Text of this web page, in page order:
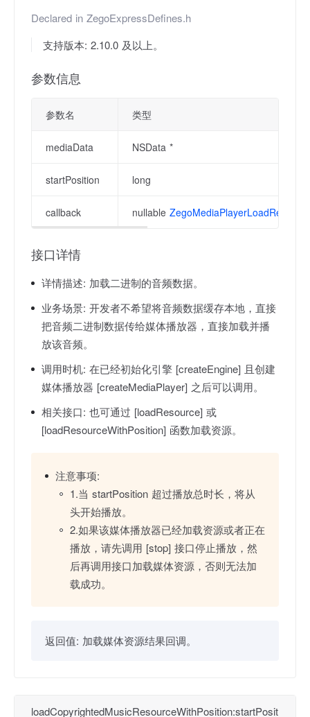
Declared in ZegoExpressDefines.h
支持版本: 2.10.0 及以上。
参数信息
参数名 类型
mediaData NSData *
startPosition long
callback nullable
接口详情
详情描述: 加载二进制的音频数据。
业务场景: 开发者不希望将音频数据缓存本地，直接
把音频二进制数据传给媒体播放器，直接加载并播
放该音频。
调用时机: 在已经初始化引擎 [createEngine] 且创建
媒体播放器 [createMediaPlayer] 之后可以调用。
相关接口: 也可通过 [loadResource] 或
[loadResourceWithPosition] 函数加载资源。
注意事项:
1.当 startPosition 超过播放总时长，将从
头开始播放。
2.如果该媒体播放器已经加载资源或者正在
播放，请先调用 [stop] 接口停止播放，然
后再调用接口加载媒体资源，否则无法加
载成功。
返回值: 加载媒体资源结果回调。
loadCopyrightedMusicResourceWithPosition:startPosit